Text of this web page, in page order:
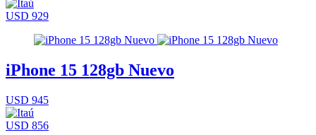
USD 929
iPhone 15 128gb Nuevo
USD 945
USD 856